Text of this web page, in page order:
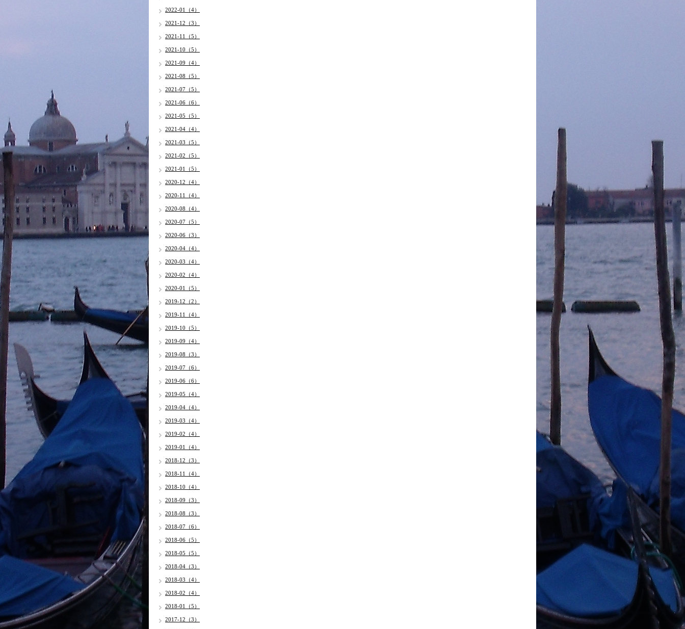
2022-01（4）
2021-12（3）
2021-11（5）
2021-10（5）
2021-09（4）
2021-08（5）
2021-07（5）
2021-06（6）
2021-05（5）
2021-04（4）
2021-03（5）
2021-02（5）
2021-01（5）
2020-12（4）
2020-11（4）
2020-08（4）
2020-07（5）
2020-06（3）
2020-04（4）
2020-03（4）
2020-02（4）
2020-01（5）
2019-12（2）
2019-11（4）
2019-10（5）
2019-09（4）
2019-08（3）
2019-07（6）
2019-06（6）
2019-05（4）
2019-04（4）
2019-03（4）
2019-02（4）
2019-01（4）
2018-12（3）
2018-11（4）
2018-10（4）
2018-09（3）
2018-08（3）
2018-07（6）
2018-06（5）
2018-05（5）
2018-04（3）
2018-03（4）
2018-02（4）
2018-01（5）
2017-12（3）